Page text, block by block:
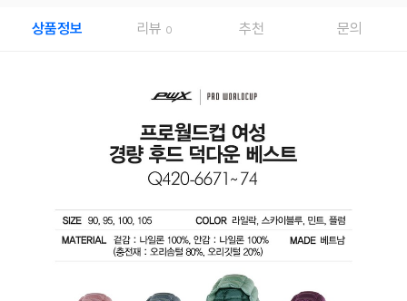
상품정보 리뷰 0 추천 문의